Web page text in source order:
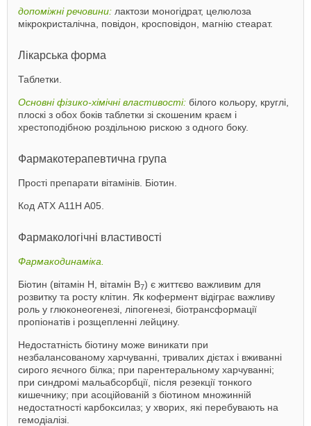
допоміжні речовини: лактози моногідрат, целюлоза
мікрокристалічна, повідон, кросповідон, магнію стеарат.
Лікарська форма
Таблетки.
Основні фізико-хімічні властивості: білого кольору, круглі,
плоскі з обох боків таблетки зі скошеним краєм і
хрестоподібною роздільною рискою з одного боку.
Фармакотерапевтична група
Прості препарати вітамінів. Біотин.
Код АТХ A11H A05.
Фармакологічні властивості
Фармакодинаміка.
Біотин (вітамін Н, вітамін В7) є життєво важливим для
розвитку та росту клітин. Як кофермент відіграє важливу
роль у глюконеогенезі, ліпогенезі, біотрансформації
пропіонатів і розщепленні лейцину.
Недостатність біотину може виникати при
незбалансованому харчуванні, тривалих дієтах і вживанні
сирого яєчного білка; при парентеральному харчуванні;
при синдромі мальабсорбції, після резекції тонкого
кишечнику; при асоційованій з біотином множинній
недостатності карбоксилаз; у хворих, які перебувають на
гемодіалізі.